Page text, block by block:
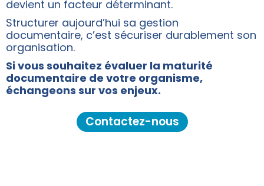
devient un facteur déterminant.
Structurer aujourd’hui sa gestion
documentaire, c’est sécuriser durablement son
organisation.
Si vous souhaitez évaluer la maturité
documentaire de votre organisme,
échangeons sur vos enjeux.
Contactez-nous